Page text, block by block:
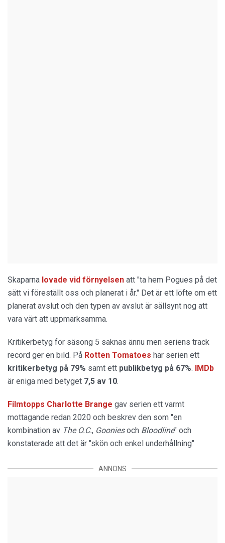
Skaparna lovade vid förnyelsen att "ta hem Pogues på det
sätt vi föreställt oss och planerat i år." Det är ett löfte om ett
planerat avslut och den typen av avslut är sällsynt nog att
vara värt att uppmärksamma.
Kritikerbetyg för säsong 5 saknas ännu men seriens track
record ger en bild. På Rotten Tomatoes har serien ett
kritikerbetyg på 79% samt ett publikbetyg på 67%. IMDb
är eniga med betyget 7,5 av 10.
Filmtopps Charlotte Brange gav serien ett varmt
mottagande redan 2020 och beskrev den som "en
kombination av The O.C., Gooniesoch Bloodline" och
konstaterade att det är "skön och enkel underhållning"
ANNONS